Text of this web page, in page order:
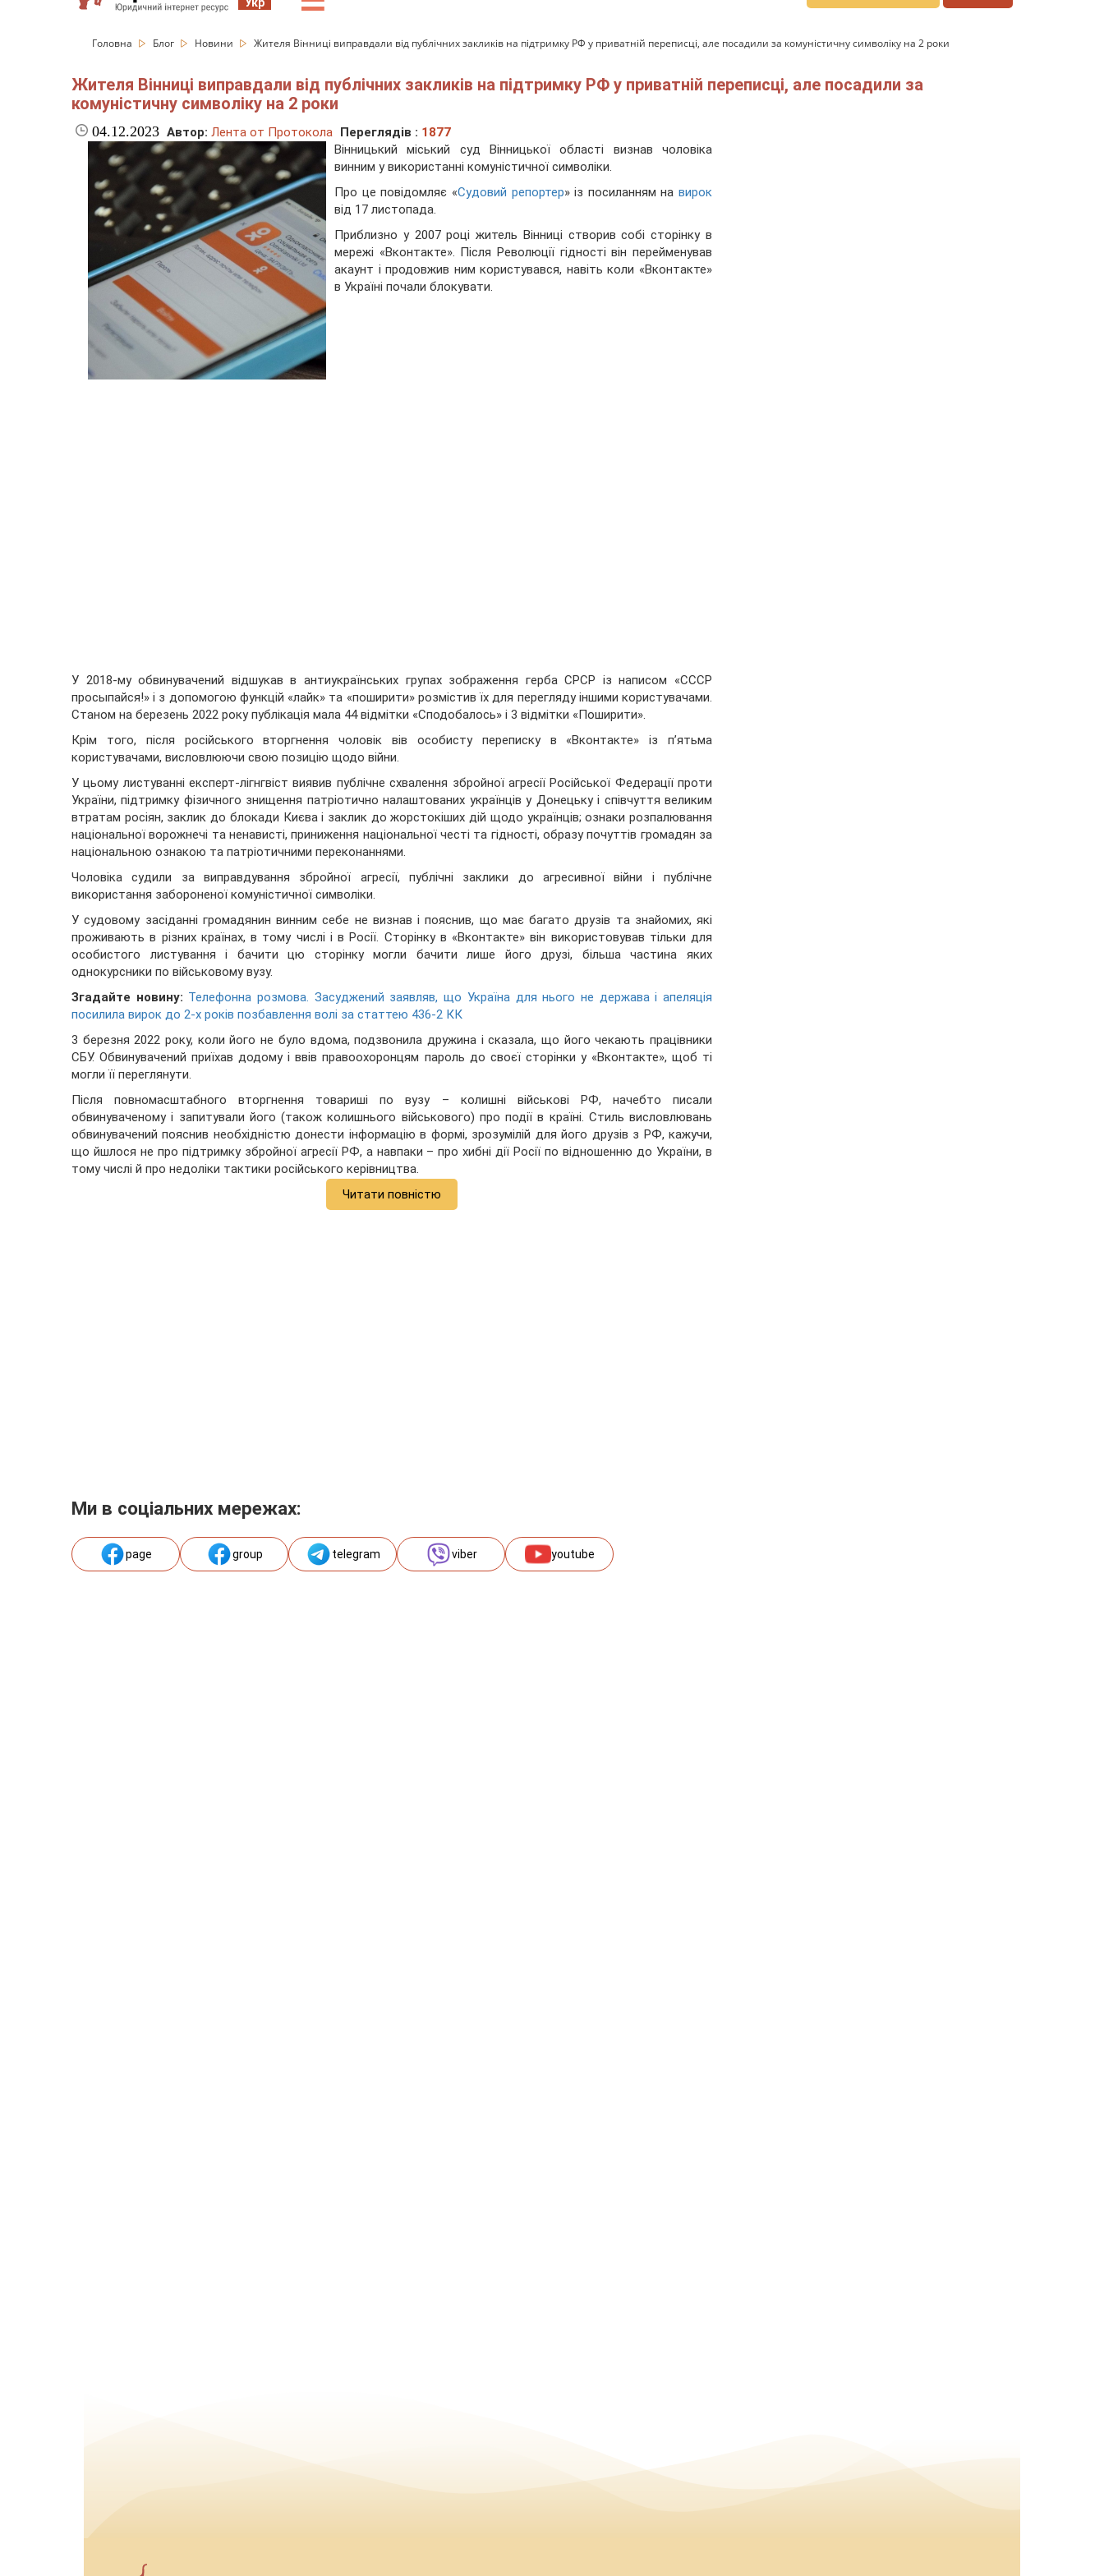
Головна Блог Новини Жителя Вінниці виправдали від публічних закликів на підтримку РФ у приватній переписці, але посадили за комуністичну символіку на 2 роки
Жителя Вінниці виправдали від публічних закликів на підтримку РФ у приватній переписці, але посадили за
комуністичну символіку на 2 роки
04.12.2023 Автор: Лента от Протокола Переглядів : 1877
Вінницький міський суд Вінницької області визнав чоловіка
винним у використанні комуністичної символіки.
Про це повідомляє «Судовий репортер» із посиланням на вирок
від 17 листопада.
Приблизно у 2007 році житель Вінниці створив собі сторінку в
мережі «Вконтакте». Після Революції гідності він перейменував
акаунт і продовжив ним користувався, навіть коли «Вконтакте»
в Україні почали блокувати.
У 2018-му обвинувачений відшукав в антиукраїнських групах зображення герба СРСР із написом «СССР
просыпайся!» і з допомогою функцій «лайк» та «поширити» розмістив їх для перегляду іншими користувачами.
Станом на березень 2022 року публікація мала 44 відмітки «Сподобалось» і 3 відмітки «Поширити».
Крім того, після російського вторгнення чоловік вів особисту переписку в «Вконтакте» із пʼятьма
користувачами, висловлюючи свою позицію щодо війни.
У цьому листуванні експерт-лігнгвіст виявив публічне схвалення збройної агресії Російської Федерації проти
України, підтримку фізичного знищення патріотично налаштованих українців у Донецьку і співчуття великим
втратам росіян, заклик до блокади Києва і заклик до жорстокіших дій щодо українців; ознаки розпалювання
національної ворожнечі та ненависті, приниження національної честі та гідності, образу почуттів громадян за
національною ознакою та патріотичними переконаннями.
Чоловіка судили за виправдування збройної агресії, публічні заклики до агресивної війни і публічне
використання забороненої комуністичної символіки.
У судовому засіданні громадянин винним себе не визнав і пояснив, що має багато друзів та знайомих, які
проживають в різних країнах, в тому числі і в Росії. Сторінку в «Вконтакте» він використовував тільки для
особистого листування і бачити цю сторінку могли бачити лише його друзі, більша частина яких
однокурсники по військовому вузу.
Згадайте новину: Телефонна розмова. Засуджений заявляв, що Україна для нього не держава і апеляція
посилила вирок до 2-х років позбавлення волі за статтею 436-2 КК
3 березня 2022 року, коли його не було вдома, подзвонила дружина і сказала, що його чекають працівники
СБУ. Обвинувачений приїхав додому і ввів правоохоронцям пароль до своєї сторінки у «Вконтакте», щоб ті
могли її переглянути.
Після повномасштабного вторгнення товариші по вузу – колишні військові РФ, начебто писали
обвинуваченому і запитували його (також колишнього військового) про події в країні. Стиль висловлювань
обвинувачений пояснив необхідністю донести інформацію в формі, зрозумілій для його друзів з РФ, кажучи,
що йшлося не про підтримку збройної агресії РФ, а навпаки – про хибні дії Росії по відношенню до України, в
тому числі й про недоліки тактики російського керівництва.
Читати повністю
Ми в соціальних мережах:
page group telegram viber youtube